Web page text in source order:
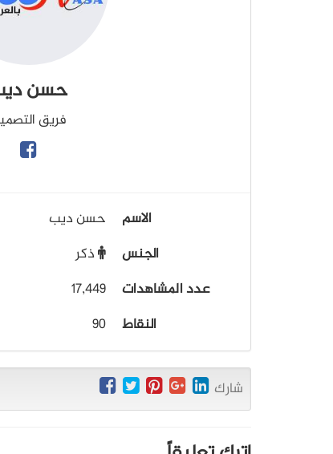
حسن
فريق
الاسم
حسن ديب
الجنس
ذكر
عدد المشاهدات
17,449
النقاط
90
شارك